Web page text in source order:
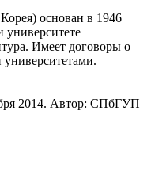
основан в 1946
университете
Имеет договоры о
2014. Автор: СПбГУП